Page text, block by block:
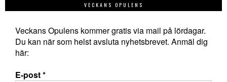
VECKANS OPULENS
Veckans Opulens kommer gratis via mail på lördagar.
Du kan när som helst avsluta nyhetsbrevet. Anmäl dig
här:
E-post*